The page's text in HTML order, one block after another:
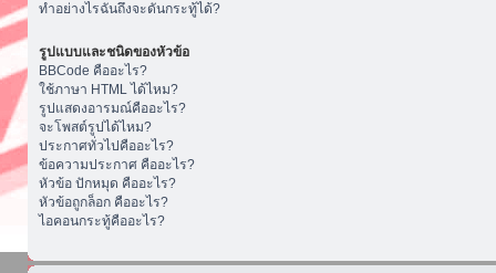
ทำอย่างไรฉันถึงจะดันกระทู้ได้?
รูปแบบและชนิดของหัวข้อ
BBCode คืออะไร?
ใช้ภาษา HTML ได้ไหม?
รูปแสดงอารมณ์คืออะไร?
จะโพสต์รูปได้ไหม?
ประกาศทั่วไปคืออะไร?
ข้อความประกาศ คืออะไร?
หัวข้อ ปักหมุด คืออะไร?
หัวข้อถูกล็อก คืออะไร?
ไอคอนกระทู้คืออะไร?